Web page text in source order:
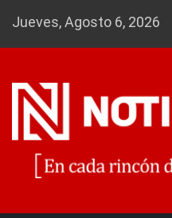
Jueves, Agosto 6, 2026